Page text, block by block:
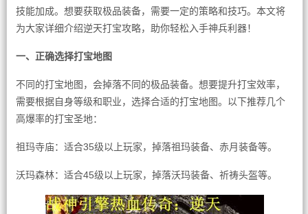
技能加成。想要获取极品装备，需要一定的策略和技巧。本文将
为大家详细介绍逆天打宝攻略，助你轻松入手神兵利器！
一、正确选择打宝地图
不同的打宝地图，会掉落不同的极品装备。想要提升打宝效率，
需要根据自身等级和职业，选择合适的打宝地图。以下推荐几个
高爆率的打宝圣地：
祖玛寺庙：适合35级以上玩家，掉落祖玛装备、赤月装备等。
沃玛森林：适合45级以上玩家，掉落沃玛装备、祈祷头盔等。